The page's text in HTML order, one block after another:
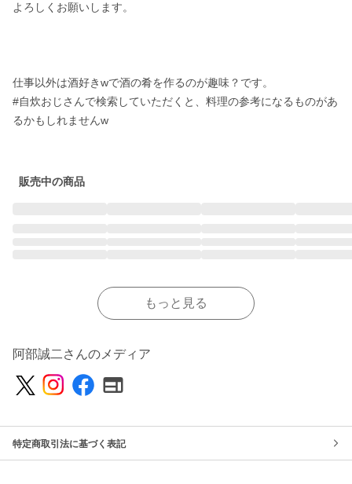
よろしくお願いします。
仕事以外は酒好きwで酒の肴を作るのが趣味？です。
#自炊おじさんで検索していただくと、料理の参考になるものがあ
るかもしれませんw
販売中の商品
もっと見る
阿部誠二さんのメディア
特定商取引法に基づく表記